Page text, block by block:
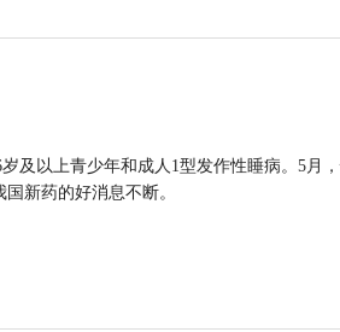
及以上青少年和成人1型发作性睡病。5月
新药的好消息不断。